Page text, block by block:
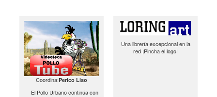
Coordina:Perico Liso
El Pollo Urbano continúa con
Una librería excepcional en la
red ¡Pincha el logo!